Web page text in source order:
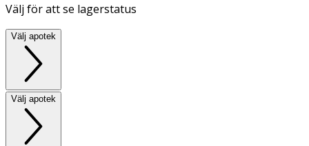
Välj för att se lagerstatus
Välj apotek
Välj apotek